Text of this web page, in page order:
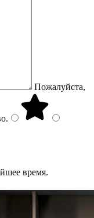
Пожалуйста,
.
время.